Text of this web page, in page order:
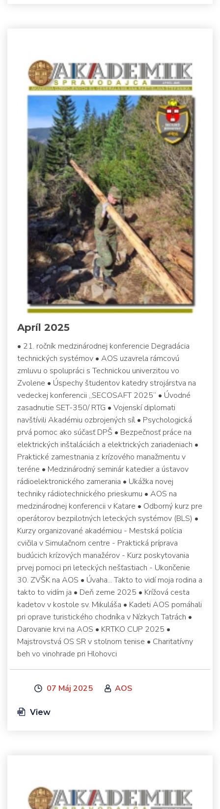
Apríl 2025
• 21. ročník medzinárodnej konferencie Degradácia
technických systémov • AOS uzavrela rámcovú
zmluvu o spolupráci s Technickou univerzitou vo
Zvolene • Úspechy študentov katedry strojárstva na
vedeckej konferencii „SECOSAFT 2025“ • Úvodné
zasadnutie SET-350/ RTG • Vojenskí diplomati
navštívili Akadémiu ozbrojených síl • Psychologická
prvá pomoc ako súčasť DPŠ • Bezpečnosť práce na
elektrických inštaláciách a elektrických zariadeniach •
Praktické zamestnania z krízového manažmentu v
teréne • Medzinárodný seminár katedier a ústavov
rádioelektronického zamerania • Ukážka novej
techniky rádiotechnického prieskumu • AOS na
medzinárodnej konferencii v Katare • Odborný kurz pre
operátorov bezpilotných leteckých systémov (BLS) •
Kurzy organizované akadémiou - Mestská polícia
cvičila v Simulačnom centre - Praktická príprava
budúcich krízových manažérov - Kurz poskytovania
prvej pomoci pri leteckých nešťastiach - Ukončenie
30. ZVŠK na AOS • Úvaha... Takto to vidí moja rodina a
takto to vidím ja • Deň zeme 2025 • Krížová cesta
kadetov v kostole sv. Mikuláša • Kadeti AOS pomáhali
pri oprave turistického chodníka v Nízkych Tatrách •
Darovanie krvi na AOS • KRTKO CUP 2025 •
Majstrovstvá OS SR v stolnom tenise • Charitatívny
beh vo vinohrade pri Hlohovci
07 Máj 2025 AOS
View